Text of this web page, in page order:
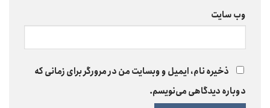
وب‌ سایت
ذخیره نام، ایمیل و وبسایت من در مرورگر برای زمانی که
دوباره دیدگاهی می‌نویسم.